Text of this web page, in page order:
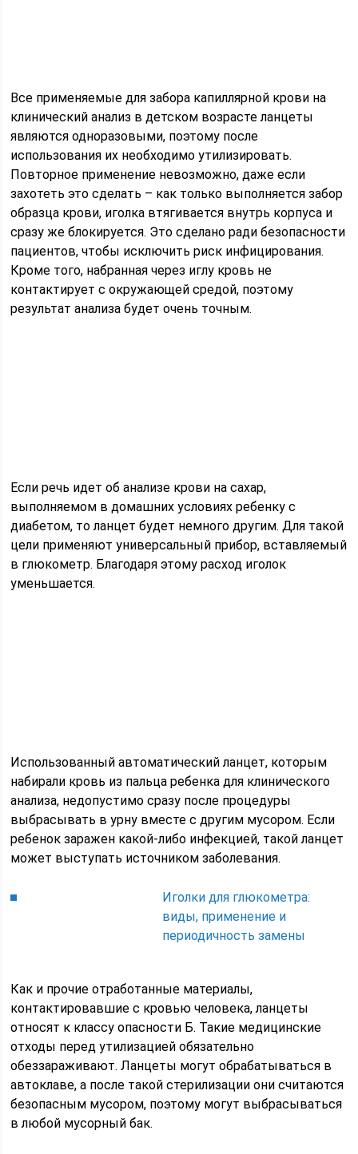
Все применяемые для забора капиллярной крови на
клинический анализ в детском возрасте ланцеты
являются одноразовыми, поэтому после
использования их необходимо утилизировать.
Повторное применение невозможно, даже если
захотеть это сделать – как только выполняется забор
образца крови, иголка втягивается внутрь корпуса и
сразу же блокируется. Это сделано ради безопасности
пациентов, чтобы исключить риск инфицирования.
Кроме того, набранная через иглу кровь не
контактирует с окружающей средой, поэтому
результат анализа будет очень точным.
Если речь идет об анализе крови на сахар,
выполняемом в домашних условиях ребенку с
диабетом, то ланцет будет немного другим. Для такой
цели применяют универсальный прибор, вставляемый
в глюкометр. Благодаря этому расход иголок
уменьшается.
Использованный автоматический ланцет, которым
набирали кровь из пальца ребенка для клинического
анализа, недопустимо сразу после процедуры
выбрасывать в урну вместе с другим мусором. Если
ребенок заражен какой-либо инфекцией, такой ланцет
может выступать источником заболевания.
Иголки для глюкометра:
виды, применение и
периодичность замены
Как и прочие отработанные материалы,
контактировавшие с кровью человека, ланцеты
относят к классу опасности Б. Такие медицинские
отходы перед утилизацией обязательно
обеззараживают. Ланцеты могут обрабатываться в
автоклаве, а после такой стерилизации они считаются
безопасным мусором, поэтому могут выбрасываться
в любой мусорный бак.